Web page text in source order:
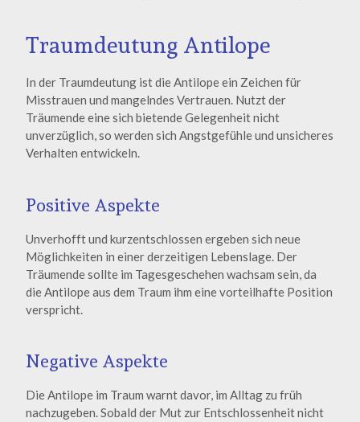
Traumdeutung Antilope
In der Traumdeutung ist die Antilope ein Zeichen für
Misstrauen und mangelndes Vertrauen. Nutzt der
Träumende eine sich bietende Gelegenheit nicht
unverzüglich, so werden sich Angstgefühle und unsicheres
Verhalten entwickeln.
Positive Aspekte
Unverhofft und kurzentschlossen ergeben sich neue
Möglichkeiten in einer derzeitigen Lebenslage. Der
Träumende sollte im Tagesgeschehen wachsam sein, da
die Antilope aus dem Traum ihm eine vorteilhafte Position
verspricht.
Negative Aspekte
Die Antilope im Traum warnt davor, im Alltag zu früh
nachzugeben. Sobald der Mut zur Entschlossenheit nicht